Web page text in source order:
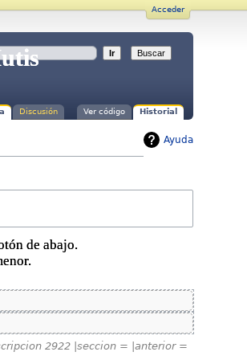
Acceder
Discusión Ver código Historial
Ayuda
de abajo.
2922 |seccion = |anterior =